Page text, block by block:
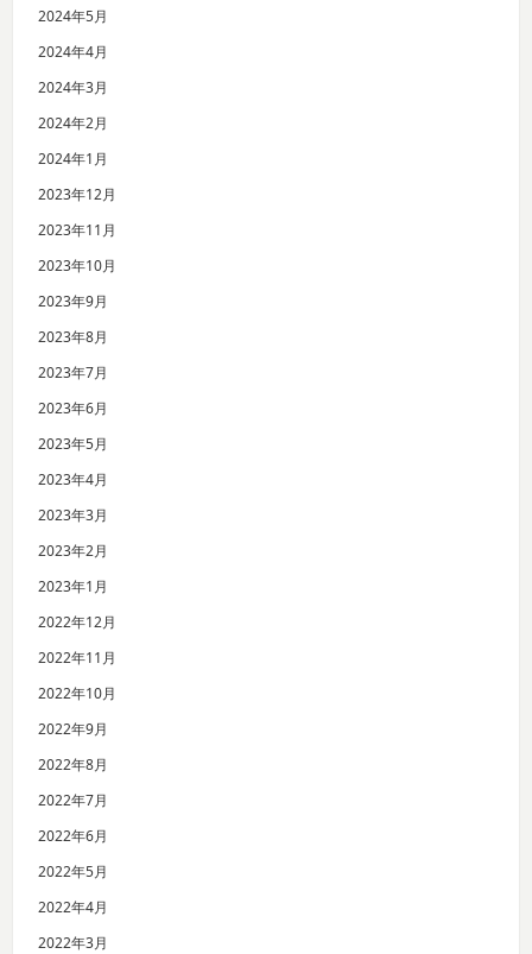
2024年5月
2024年4月
2024年3月
2024年2月
2024年1月
2023年12月
2023年11月
2023年10月
2023年9月
2023年8月
2023年7月
2023年6月
2023年5月
2023年4月
2023年3月
2023年2月
2023年1月
2022年12月
2022年11月
2022年10月
2022年9月
2022年8月
2022年7月
2022年6月
2022年5月
2022年4月
2022年3月